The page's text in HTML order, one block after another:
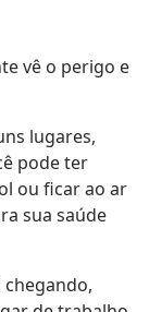
vê o perigo e
lugares,
pode ter
ou ficar ao ar
sua saúde
chegando,